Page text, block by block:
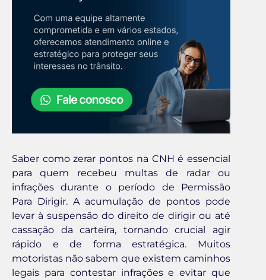
Saber como zerar pontos na CNH é essencial
para quem recebeu multas de radar ou
infrações durante o período de Permissão
Para Dirigir. A acumulação de pontos pode
levar à suspensão do direito de dirigir ou até
cassação da carteira, tornando crucial agir
rápido e de forma estratégica. Muitos
motoristas não sabem que existem caminhos
legais para contestar infrações e evitar que